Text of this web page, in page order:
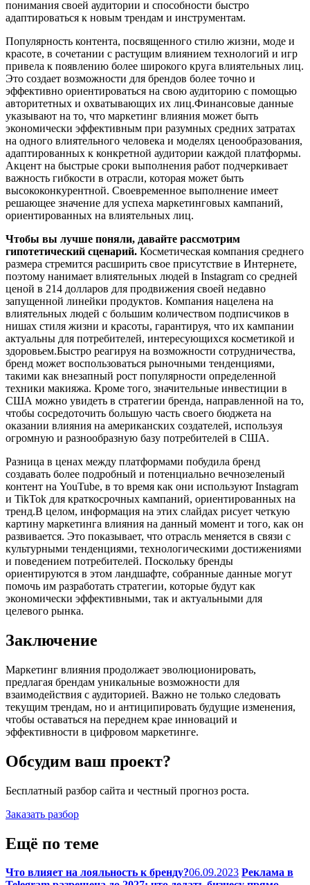
понимания своей аудитории и способности быстро
адаптироваться к новым трендам и инструментам.
Популярность контента, посвященного стилю жизни, моде и
красоте, в сочетании с растущим влиянием технологий и игр
привела к появлению более широкого круга влиятельных лиц.
Это создает возможности для брендов более точно и
эффективно ориентироваться на свою аудиторию с помощью
авторитетных и охватывающих их лиц.Финансовые данные
указывают на то, что маркетинг влияния может быть
экономически эффективным при разумных средних затратах
на одного влиятельного человека и моделях ценообразования,
адаптированных к конкретной аудитории каждой платформы.
Акцент на быстрые сроки выполнения работ подчеркивает
важность гибкости в отрасли, которая может быть
высококонкурентной. Своевременное выполнение имеет
решающее значение для успеха маркетинговых кампаний,
ориентированных на влиятельных лиц.
Чтобы вы лучше поняли, давайте рассмотрим
гипотетический сценарий. Косметическая компания среднего
размера стремится расширить свое присутствие в Интернете,
поэтому нанимает влиятельных людей в Instagram со средней
ценой в 214 долларов для продвижения своей недавно
запущенной линейки продуктов. Компания нацелена на
влиятельных людей с большим количеством подписчиков в
нишах стиля жизни и красоты, гарантируя, что их кампании
актуальны для потребителей, интересующихся косметикой и
здоровьем.Быстро реагируя на возможности сотрудничества,
бренд может воспользоваться рыночными тенденциями,
такими как внезапный рост популярности определенной
техники макияжа. Кроме того, значительные инвестиции в
США можно увидеть в стратегии бренда, направленной на то,
чтобы сосредоточить большую часть своего бюджета на
оказании влияния на американских создателей, используя
огромную и разнообразную базу потребителей в США.
Разница в ценах между платформами побудила бренд
создавать более подробный и потенциально вечнозеленый
контент на YouTube, в то время как они используют Instagram
и TikTok для краткосрочных кампаний, ориентированных на
тренд.В целом, информация на этих слайдах рисует четкую
картину маркетинга влияния на данный момент и того, как он
развивается. Это показывает, что отрасль меняется в связи с
культурными тенденциями, технологическими достижениями
и поведением потребителей. Поскольку бренды
ориентируются в этом ландшафте, собранные данные могут
помочь им разработать стратегии, которые будут как
экономически эффективными, так и актуальными для
целевого рынка.
Заключение
Маркетинг влияния продолжает эволюционировать,
предлагая брендам уникальные возможности для
взаимодействия с аудиторией. Важно не только следовать
текущим трендам, но и антиципировать будущие изменения,
чтобы оставаться на переднем крае инноваций и
эффективности в цифровом маркетинге.
Обсудим ваш проект?
Бесплатный разбор сайта и честный прогноз роста.
Заказать разбор
Ещё по теме
Что влияет на лояльность к бренду?06.09.2023 Реклама в